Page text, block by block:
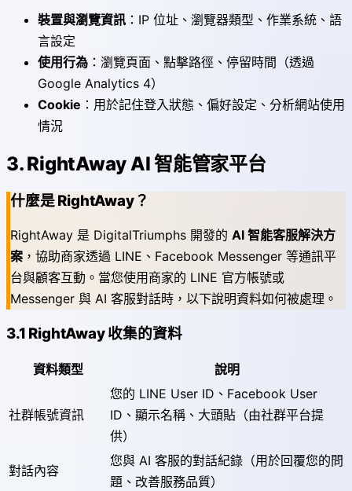
裝置與瀏覽資訊 ：IP 位址、瀏覽器類型、作業系統、語
言設定
使用行為 ：瀏覽頁面、點擊路徑、停留時間（透過
Google Analytics 4）
Cookie ：用於記住登入狀態、偏好設定、分析網站使用
情況
3. RightAway AI 智能管家平台
什麼是 RightAway？
RightAway 是 DigitalTriumphs 開發的 AI 智能客服解決方
案 ，協助商家透過 LINE、Facebook Messenger 等通訊平
台與顧客互動。當您使用商家的 LINE 官方帳號或
Messenger 與 AI 客服對話時，以下說明資料如何被處理。
3.1 RightAway 收集的資料
資料類型 說明
社群帳號資訊
您的 LINE User ID、Facebook User
ID、顯示名稱、大頭貼（由社群平台提
供）
對話內容
您與 AI 客服的對話紀錄（用於回覆您的問
題、改善服務品質）